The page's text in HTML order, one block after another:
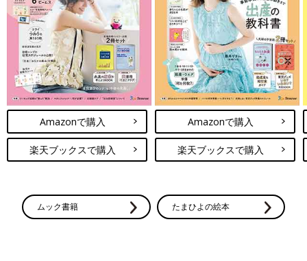
Amazonで購入
楽天ブックスで購入
Amazonで購入
楽天ブックスで購入
ムック書籍 たまひよの絵本